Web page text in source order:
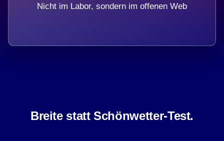
Nicht im Labor, sondern im offenen Web
Breite statt Schönwetter-Test.